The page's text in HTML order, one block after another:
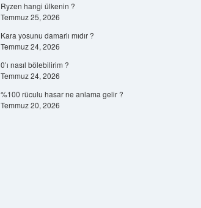
Ryzen hangi ülkenin ?
Temmuz 25, 2026
Kara yosunu damarlı mıdır ?
Temmuz 24, 2026
0’ı nasıl bölebilirim ?
Temmuz 24, 2026
%100 rüculu hasar ne anlama gelir ?
Temmuz 20, 2026